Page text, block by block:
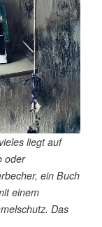
liegt auf
oder
ein Buch
einem
Das